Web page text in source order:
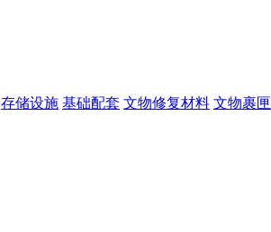
存储设施 基础配套 文物修复材料 文物裹匣